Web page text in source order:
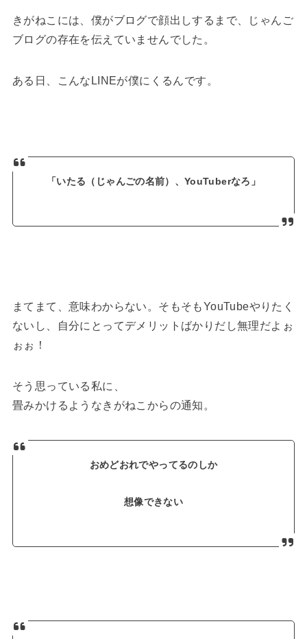
きがねこには、僕がブログで顔出しするまで、じゃんご
ブログの存在を伝えていませんでした。
ある日、こんなLINEが僕にくるんです。
「いたる（じゃんごの名前）、YouTuberなろ」
まてまて、意味わからない。そもそもYouTubeやりたく
ないし、自分にとってデメリットばかりだし無理だよぉ
ぉぉ！
そう思っている私に、
畳みかけるようなきがねこからの通知。
おめどおれでやってるのしか
想像できない